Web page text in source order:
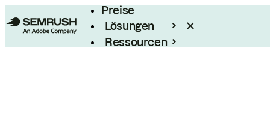
Preise
Lösungen
Ressourcen